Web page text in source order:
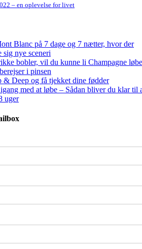
– en oplevelse for livet
Blanc på 7 dage og 7 nætter, hvor der
sig nye sceneri
bobler, vil du kunne li Champagne
i pinsen
& Deep og få tjekket dine fødder
med at løbe – Sådan bliver du klar til
uger